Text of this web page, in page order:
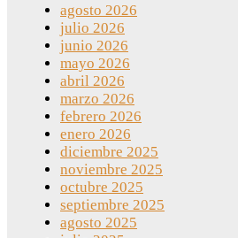
agosto 2026
julio 2026
junio 2026
mayo 2026
abril 2026
marzo 2026
febrero 2026
enero 2026
diciembre 2025
noviembre 2025
octubre 2025
septiembre 2025
agosto 2025